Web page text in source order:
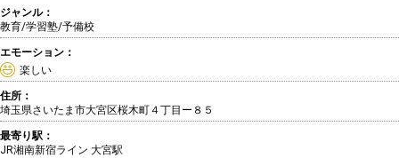
ジャンル：
教育/学習塾/予備校
エモーション：
楽しい
住所：
埼玉県さいたま市大宮区桜木町４丁目ー８５
最寄り駅：
JR湘南新宿ライン 大宮駅